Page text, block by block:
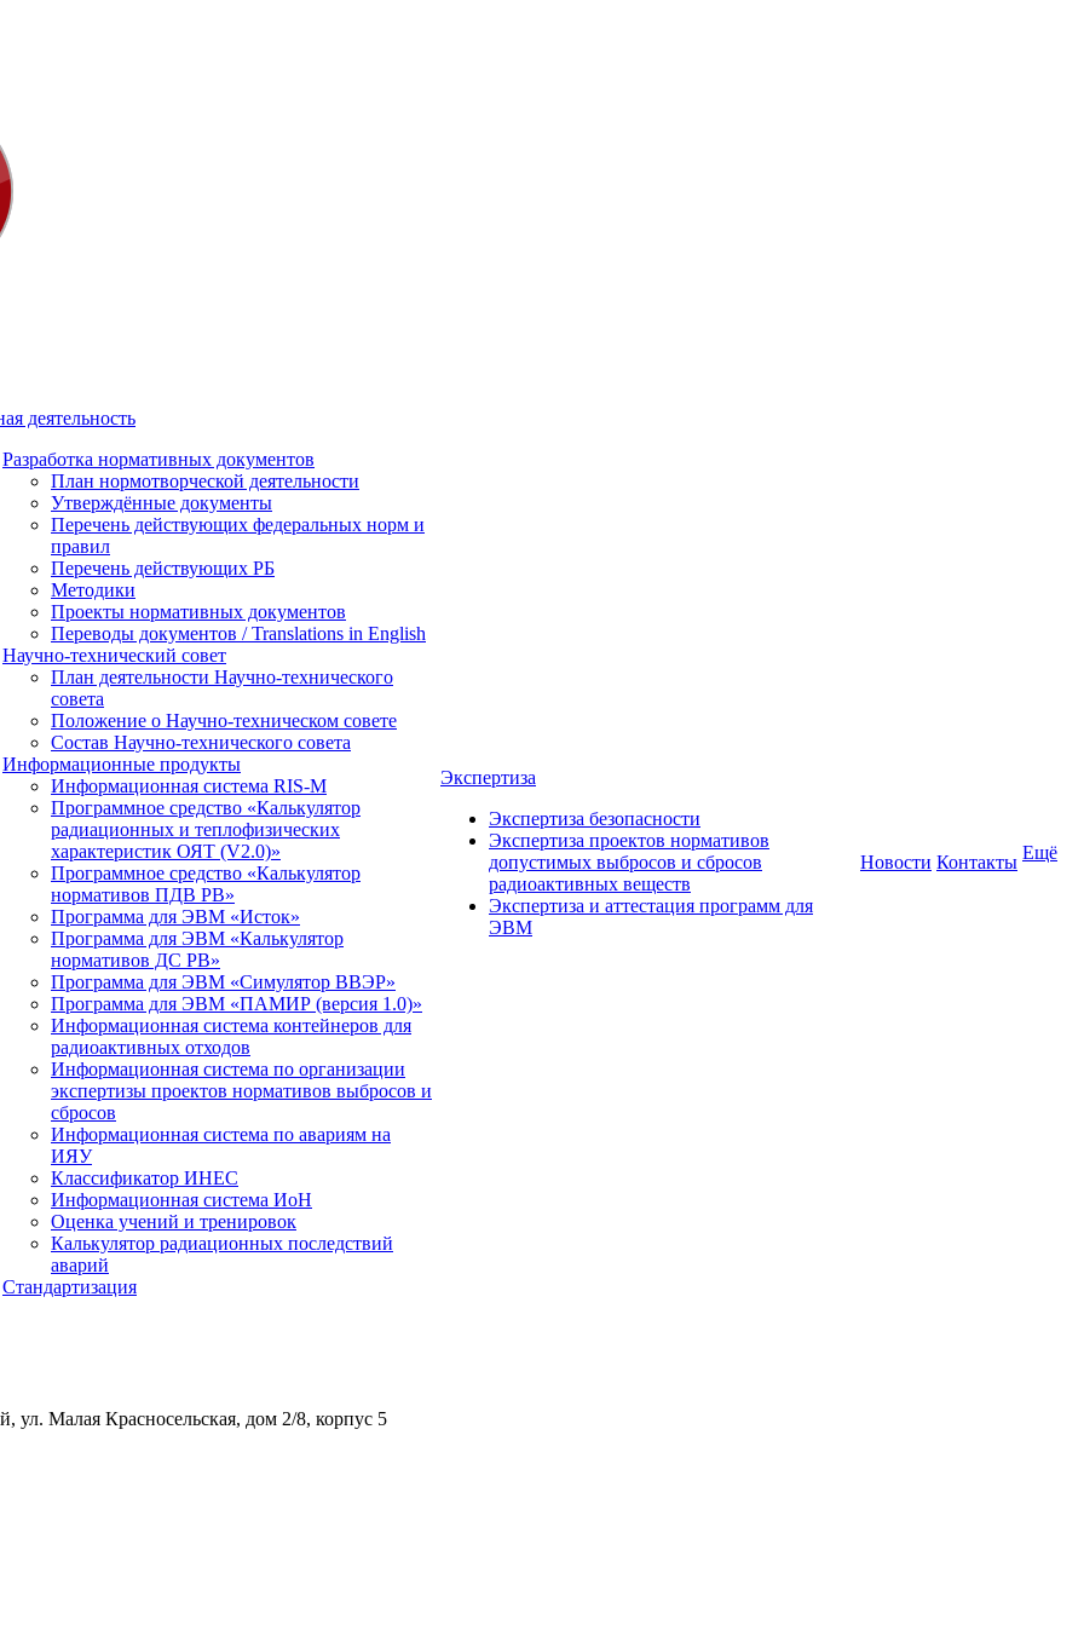
деятельность
Разработка нормативных документов
План нормотворческой деятельности
Утверждённые документы
Перечень действующих федеральных норм и
правил
Перечень действующих РБ
Методики
Проекты нормативных документов
Переводы документов / Translations in English
Научно-технический совет
План деятельности Научно-технического
совета
Положение о Научно-техническом совете
Состав Научно-технического совета
Информационные продукты
Информационная система RIS-M
Программное средство «Калькулятор
радиационных и теплофизических
характеристик ОЯТ (V2.0)»
Программное средство «Калькулятор
нормативов ПДВ РВ»
Программа для ЭВМ «Исток»
Программа для ЭВМ «Калькулятор
нормативов ДС РВ»
Программа для ЭВМ «Симулятор ВВЭР»
Программа для ЭВМ «ПАМИР (версия 1.0)»
Информационная система контейнеров для
радиоактивных отходов
Информационная система по организации
экспертизы проектов нормативов выбросов и
сбросов
Информационная система по авариям на
ИЯУ
Классификатор ИНЕС
Информационная система ИоН
Оценка учений и тренировок
Калькулятор радиационных последствий
аварий
Стандартизация
Экспертиза
Экспертиза безопасности
Экспертиза проектов нормативов
допустимых выбросов и сбросов
радиоактивных веществ
Экспертиза и аттестация программ для
ЭВМ
Новости Контакты Ещё
ул. Малая Красносельская, дом 2/8, корпус 5